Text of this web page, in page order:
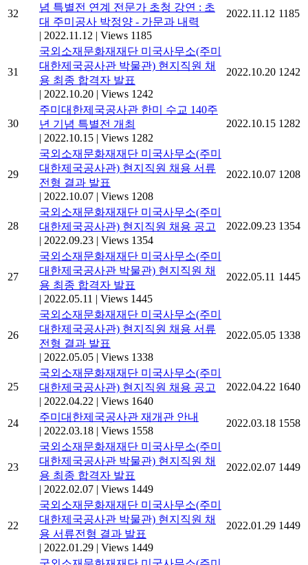
32
념 특별전 연계 전문가 초청 강연 : 초
대 주미공사 박정양 - 가문과 내력
| 2022.11.12 | Views 1185
2022.11.12 1185
31
국외소재문화재재단 미국사무소(주미
대한제국공사관 박물관) 현지직원 채
용 최종 합격자 발표
| 2022.10.20 | Views 1242
2022.10.20 1242
30
주미대한제국공사관 한미 수교 140주
년 기념 특별전 개최
| 2022.10.15 | Views 1282
2022.10.15 1282
29
국외소재문화재재단 미국사무소(주미
대한제국공사관) 현지직원 채용 서류
전형 결과 발표
| 2022.10.07 | Views 1208
2022.10.07 1208
28
국외소재문화재재단 미국사무소(주미
대한제국공사관) 현지직원 채용 공고
| 2022.09.23 | Views 1354
2022.09.23 1354
27
국외소재문화재재단 미국사무소(주미
대한제국공사관 박물관) 현지직원 채
용 최종 합격자 발표
| 2022.05.11 | Views 1445
2022.05.11 1445
26
국외소재문화재재단 미국사무소(주미
대한제국공사관) 현지직원 채용 서류
전형 결과 발표
| 2022.05.05 | Views 1338
2022.05.05 1338
25
국외소재문화재재단 미국사무소(주미
대한제국공사관) 현지직원 채용 공고
| 2022.04.22 | Views 1640
2022.04.22 1640
24
주미대한제국공사관 재개관 안내
| 2022.03.18 | Views 1558
2022.03.18 1558
23
국외소재문화재재단 미국사무소(주미
대한제국공사관 박물관) 현지직원 채
용 최종 합격자 발표
| 2022.02.07 | Views 1449
2022.02.07 1449
22
국외소재문화재재단 미국사무소(주미
대한제국공사관 박물관) 현지직원 채
용 서류전형 결과 발표
| 2022.01.29 | Views 1449
2022.01.29 1449